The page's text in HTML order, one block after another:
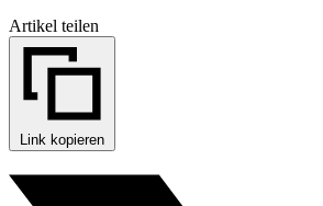
Artikel teilen
Link kopieren